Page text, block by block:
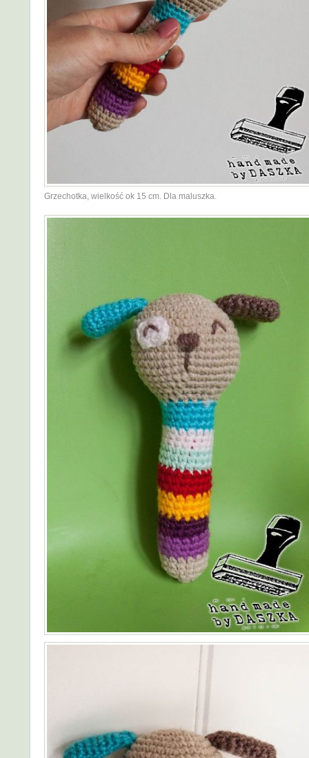
Grzechotka, wielkość ok 15 cm. Dla maluszka.